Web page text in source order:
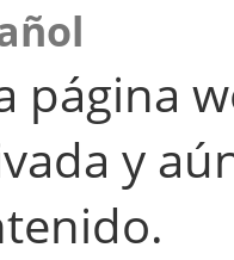
página
y